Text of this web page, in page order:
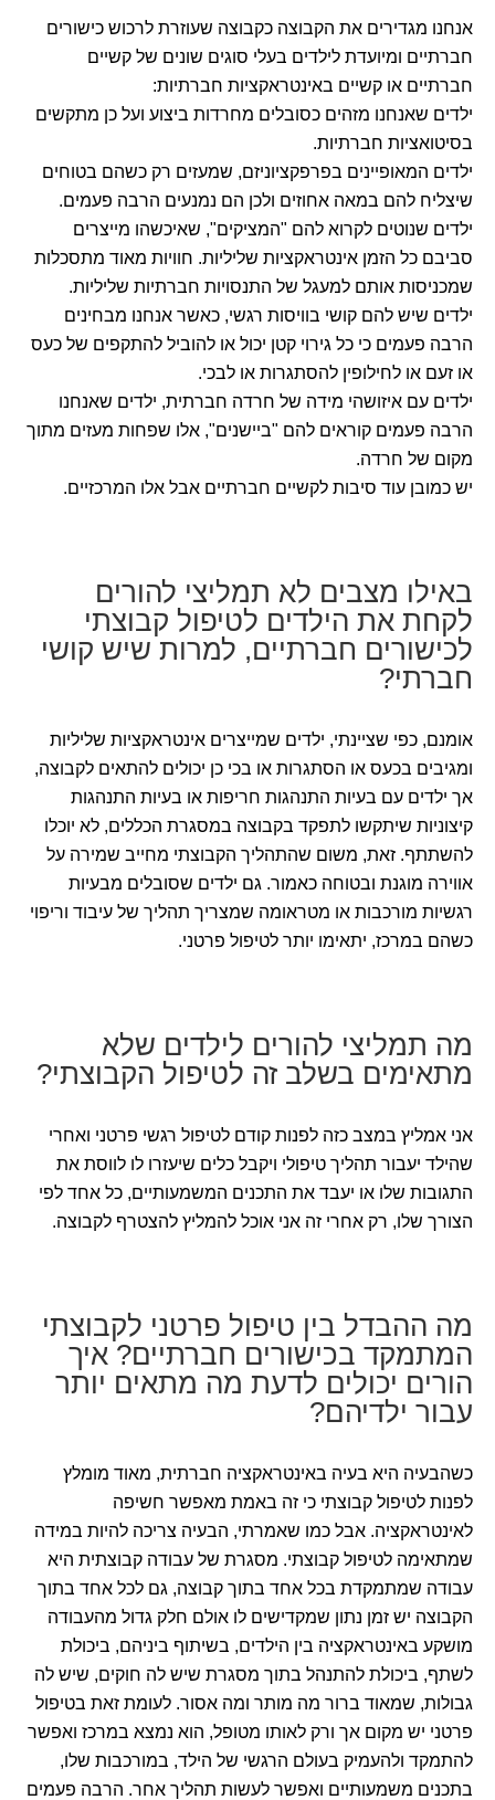
אנחנו מגדירים את הקבוצה כקבוצה שעוזרת לרכוש כישורים
חברתיים ומיועדת לילדים בעלי סוגים שונים של קשיים
חברתיים או קשיים באינטראקציות חברתיות:
ילדים שאנחנו מזהים כסובלים מחרדות ביצוע ועל כן מתקשים
בסיטואציות חברתיות.
ילדים המאופיינים בפרפקציוניזם, שמעזים רק כשהם בטוחים
שיצליח להם במאה אחוזים ולכן הם נמנעים הרבה פעמים.
ילדים שנוטים לקרוא להם "המציקים", שאיכשהו מייצרים
סביבם כל הזמן אינטראקציות שליליות. חוויות מאוד מתסכלות
שמכניסות אותם למעגל של התנסויות חברתיות שליליות.
ילדים שיש להם קושי בוויסות רגשי, כאשר אנחנו מבחינים
הרבה פעמים כי כל גירוי קטן יכול או להוביל להתקפים של כעס
או זעם או לחילופין להסתגרות או לבכי.
ילדים עם איזושהי מידה של חרדה חברתית, ילדים שאנחנו
הרבה פעמים קוראים להם "ביישנים", אלו שפחות מעזים מתוך
מקום של חרדה.
יש כמובן עוד סיבות לקשיים חברתיים אבל אלו המרכזיים.
באילו מצבים לא תמליצי להורים
לקחת את הילדים לטיפול קבוצתי
לכישורים חברתיים, למרות שיש קושי
חברתי?
אומנם, כפי שציינתי, ילדים שמייצרים אינטראקציות שליליות
ומגיבים בכעס או הסתגרות או בכי כן יכולים להתאים לקבוצה,
אך ילדים עם בעיות התנהגות חריפות או בעיות התנהגות
קיצוניות שיתקשו לתפקד בקבוצה במסגרת הכללים, לא יוכלו
להשתתף. זאת, משום שהתהליך הקבוצתי מחייב שמירה על
אווירה מוגנת ובטוחה כאמור. גם ילדים שסובלים מבעיות
רגשיות מורכבות או מטראומה שמצריך תהליך של עיבוד וריפוי
כשהם במרכז, יתאימו יותר לטיפול פרטני.
מה תמליצי להורים לילדים שלא
מתאימים בשלב זה לטיפול הקבוצתי?
אני אמליץ במצב כזה לפנות קודם לטיפול רגשי פרטני ואחרי
שהילד יעבור תהליך טיפולי ויקבל כלים שיעזרו לו לווסת את
התגובות שלו או יעבד את התכנים המשמעותיים, כל אחד לפי
הצורך שלו, רק אחרי זה אני אוכל להמליץ להצטרף לקבוצה.
מה ההבדל בין טיפול פרטני לקבוצתי
המתמקד בכישורים חברתיים? איך
הורים יכולים לדעת מה מתאים יותר
עבור ילדיהם?
כשהבעיה היא בעיה באינטראקציה חברתית, מאוד מומלץ
לפנות לטיפול קבוצתי כי זה באמת מאפשר חשיפה
לאינטראקציה. אבל כמו שאמרתי, הבעיה צריכה להיות במידה
שמתאימה לטיפול קבוצתי. מסגרת של עבודה קבוצתית היא
עבודה שמתמקדת בכל אחד בתוך קבוצה, גם לכל אחד בתוך
הקבוצה יש זמן נתון שמקדישים לו אולם חלק גדול מהעבודה
מושקע באינטראקציה בין הילדים, בשיתוף ביניהם, ביכולת
לשתף, ביכולת להתנהל בתוך מסגרת שיש לה חוקים, שיש לה
גבולות, שמאוד ברור מה מותר ומה אסור. לעומת זאת בטיפול
פרטני יש מקום אך ורק לאותו מטופל, הוא נמצא במרכז ואפשר
להתמקד ולהעמיק בעולם הרגשי של הילד, במורכבות שלו,
בתכנים משמעותיים ואפשר לעשות תהליך אחר. הרבה פעמים